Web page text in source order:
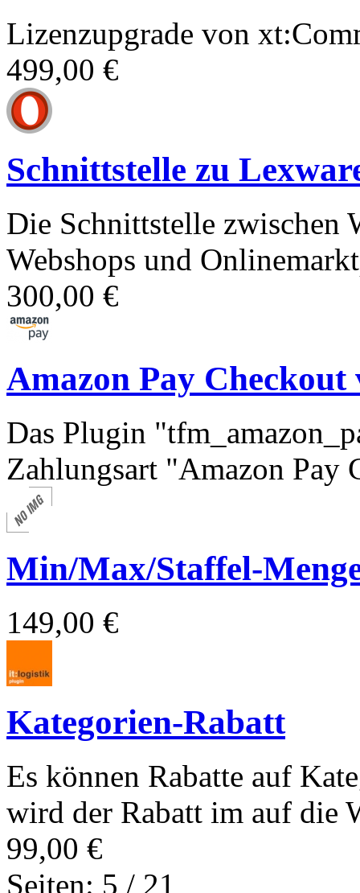
Lizenzupgrade von
499,00 €
Schnittstelle zu
Die Schnittstelle zwischen
Webshops und
300,00 €
Amazon Pay Checkout
Das Plugin
Zahlungsart "Amazon Pay
Min/Max/Staffel-
149,00 €
Kategorien-Rabatt
Es können Rabatte auf
wird der Rabatt im auf die
99,00 €
Seiten: 5 / 21